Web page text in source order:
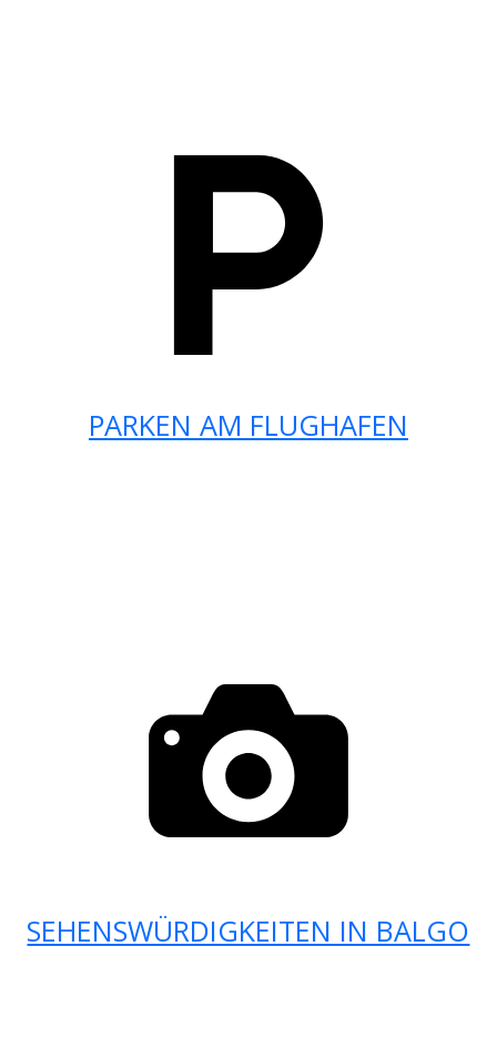
PARKEN AM FLUGHAFEN
SEHENSWÜRDIGKEITEN IN BALGO